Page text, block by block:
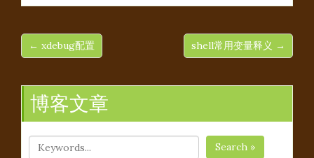
← xdebug配置 shell常用变量释义 →
博客文章
Search »